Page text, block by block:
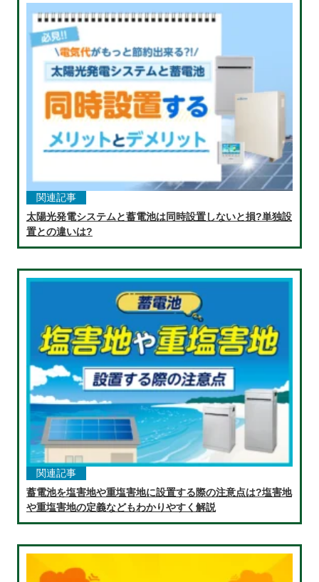
関連記事
太陽光発電システムと蓄電池は同時設置しないと損?単独設
置との違いは?
関連記事
蓄電池を塩害地や重塩害地に設置する際の注意点は?塩害地
や重塩害地の定義などもわかりやすく解説